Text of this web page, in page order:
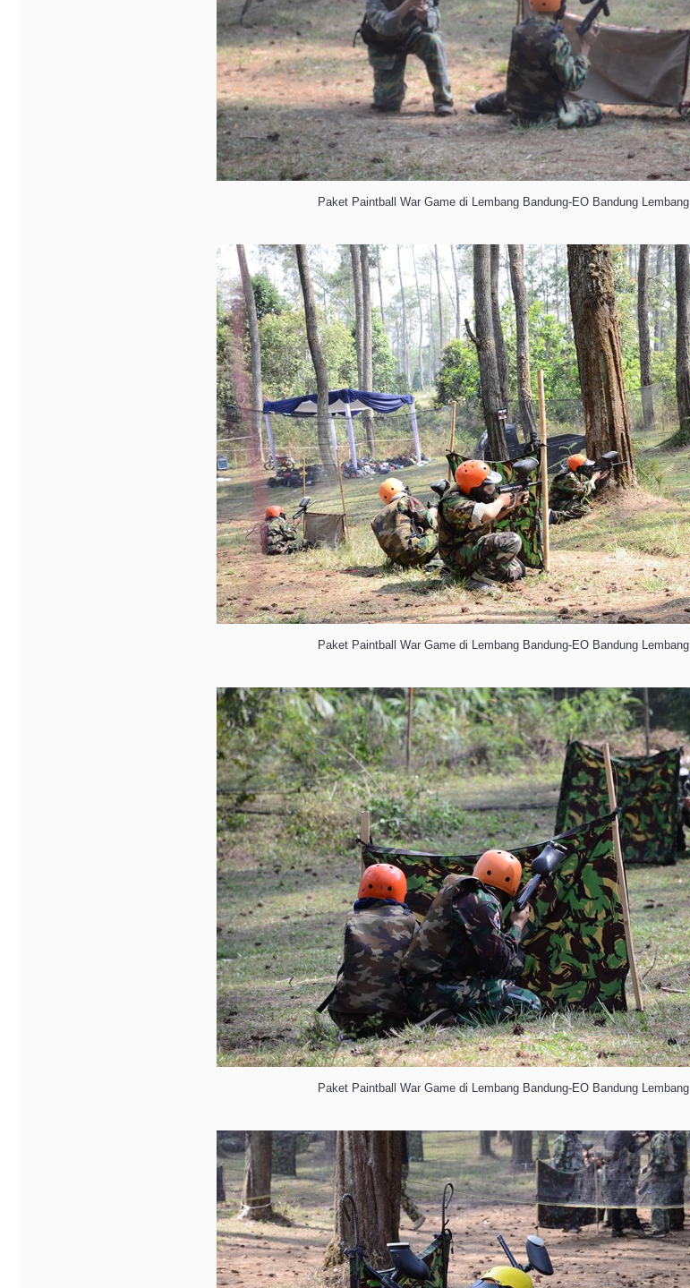
Paket Paintball War Game di Lembang Bandung-EO Bandung Lembang
Paket Paintball War Game di Lembang Bandung-EO Bandung Lembang
Paket Paintball War Game di Lembang Bandung-EO Bandung Lembang